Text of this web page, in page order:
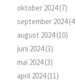
oktober 2024(7)
september 2024
august 2024(10)
juni 2024(3)
mai 2024(3)
april 2024(11)